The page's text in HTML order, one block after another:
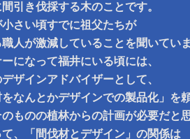
引き伐採する木のことです。
小さい頃すでに祖父たちが
職人が激減していることを聞いてい
になって福井にいる頃には、
ザインアドバイザーとして、
をなんとかデザインでの製品化」を
のものの植林からの計画が必要だと
て、「間伐材とデザイン」の関係は